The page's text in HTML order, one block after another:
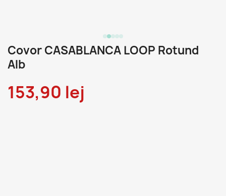
Covor CASABLANCA LOOP Rotund
Alb
153,90 lej